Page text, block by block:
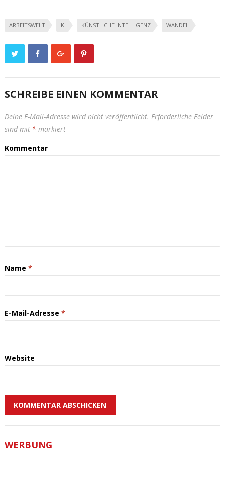
ARBEITSWELT KI KÜNSTLICHE INTELLIGENZ WANDEL
SCHREIBE EINEN KOMMENTAR
Deine E-Mail-Adresse wird nicht veröffentlicht. Erforderliche Felder
sind mit *markiert
Kommentar
Name *
E-Mail-Adresse *
Website
WERBUNG